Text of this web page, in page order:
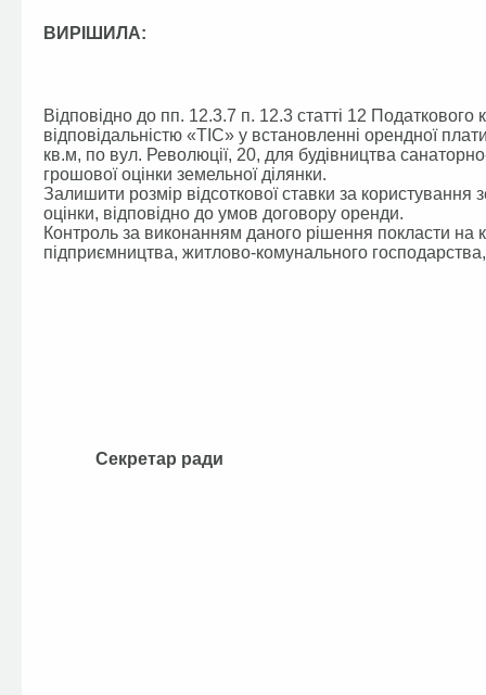
ВИРІШИЛА:
Відповідно до пп. 12.3.7 п. 12.3 статті 12
відповідальністю «ТІС» у встановленні орендної
кв.м, по вул. Революції, 20, для будівництва
грошової оцінки земельної ділянки.
Залишити розмір відсоткової ставки за
оцінки, відповідно до умов договору оренди.
Контроль за виконанням даного рішення покласти на
підприємництва, житлово-комунального
Секретар ради